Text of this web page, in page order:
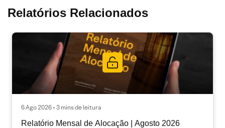
Relatórios Relacionados
6 Ago 2026 • 3 mins de leitura
Relatório Mensal de Alocação | Agosto 2026